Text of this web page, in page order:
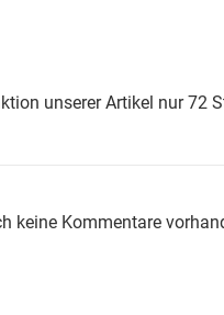
unserer Artikel nur 72
keine Kommentare